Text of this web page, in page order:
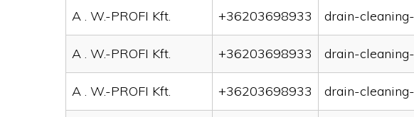
A . W.-PROFI Kft. +36203698933 drain-
A . W.-PROFI Kft. +36203698933 drain-
A . W.-PROFI Kft. +36203698933 drain-